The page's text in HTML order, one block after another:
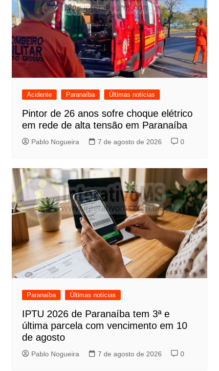
Acidente Paranaíba Últimas notícias
Pintor de 26 anos sofre choque elétrico
em rede de alta tensão em Paranaíba
Pablo Nogueira 7 de agosto de 2026 0
Paranaíba Últimas notícias
IPTU 2026 de Paranaíba tem 3ª e
última parcela com vencimento em 10
de agosto
Pablo Nogueira 7 de agosto de 2026 0